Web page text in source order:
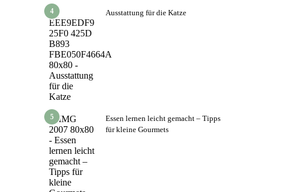
4 Ausstattung für die Katze
5
Essen lernen leicht gemacht – Tipps
für kleine Gourmets